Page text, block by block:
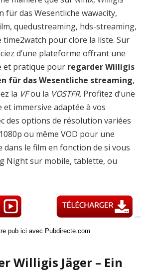
für das Wesentliche wawacity,
quedustreaming, hds-streaming,
time2watch pour clore la liste. Sur
d’une plateforme offrant une
et pratique pour regarder Willigis
für das Wesentliche streaming,
la VFou la VOSTFR. Profitez d’une
et immersive adaptée à vos
des options de résolution variées
ou même VOD pour une
le film en fonction de si vous
Night sur mobile, tablette, ou
pub ici avec Pubdirecte.com
Willigis Jäger – Ein